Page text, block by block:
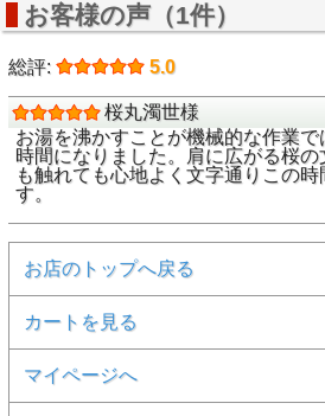
お客様の声（1件）
総評: 5.0
桜丸濁世様
お湯を沸かすことが機械的な作業
時間になりました。肩に広がる桜
も触れても心地よく文字通りこの
す。
お店のトップへ戻る
カートを見る
マイページへ